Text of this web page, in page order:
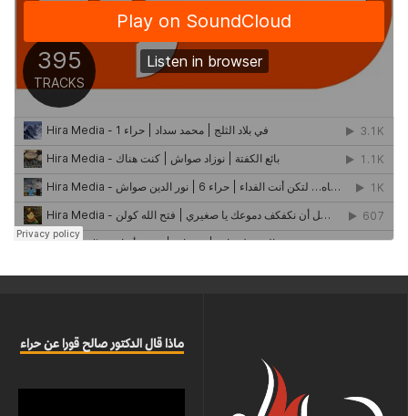
ماذا قال الدكتور صالح قورا عن حراء